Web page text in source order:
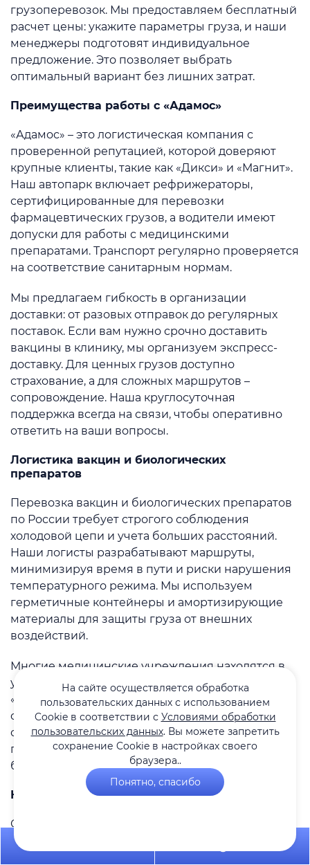
грузоперевозок. Мы предоставляем бесплатный
расчет цены: укажите параметры груза, и наши
менеджеры подготовят индивидуальное
предложение. Это позволяет выбрать
оптимальный вариант без лишних затрат.
Преимущества работы с «Адамос»
«Адамос» – это логистическая компания с
проверенной репутацией, которой доверяют
крупные клиенты, такие как «Дикси» и «Магнит».
Наш автопарк включает рефрижераторы,
сертифицированные для перевозки
фармацевтических грузов, а водители имеют
допуски для работы с медицинскими
препаратами. Транспорт регулярно проверяется
на соответствие санитарным нормам.
Мы предлагаем гибкость в организации
доставки: от разовых отправок до регулярных
поставок. Если вам нужно срочно доставить
вакцины в клинику, мы организуем экспресс-
доставку. Для ценных грузов доступно
страхование, а для сложных маршрутов –
сопровождение. Наша круглосуточная
поддержка всегда на связи, чтобы оперативно
ответить на ваши вопросы.
Логистика вакцин и биологических
препаратов
Перевозка вакцин и биологических препаратов
по России требует строгого соблюдения
холодовой цепи и учета больших расстояний.
Наши логисты разрабатывают маршруты,
минимизируя время в пути и риски нарушения
температурного режима. Мы используем
герметичные контейнеры и амортизирующие
материалы для защиты груза от внешних
воздействий.
Многие медицинские учреждения находятся в
удаленных регионах, что усложняет доставку. В
«Адамос» мы подбираем транспорт, способный
справиться с такими задачами, и предоставляем
отслеживание груза в реальном времени. Это
позволяет клиентам контролировать процесс и
быть уверенными в своевременной поставке.
Как заказать перевозку в «Адамос»?
Организовать грузоперевозки вакцин и
биологических препаратов с «Адамос» – это
На сайте осуществляется обработка
пользовательских данных с использованием
Cookie в соответствии с Условиями обработки
пользовательских данных. Вы можете запретить
сохранение Cookie в настройках своего
браузера..
Понятно, спасибо